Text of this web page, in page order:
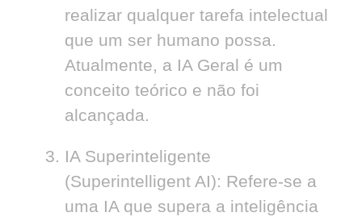
realizar qualquer tarefa intelectual
que um ser humano possa.
Atualmente, a IA Geral é um
conceito teórico e não foi
alcançada.
IA Superinteligente
(Superintelligent AI): Refere-se a
uma IA que supera a inteligência